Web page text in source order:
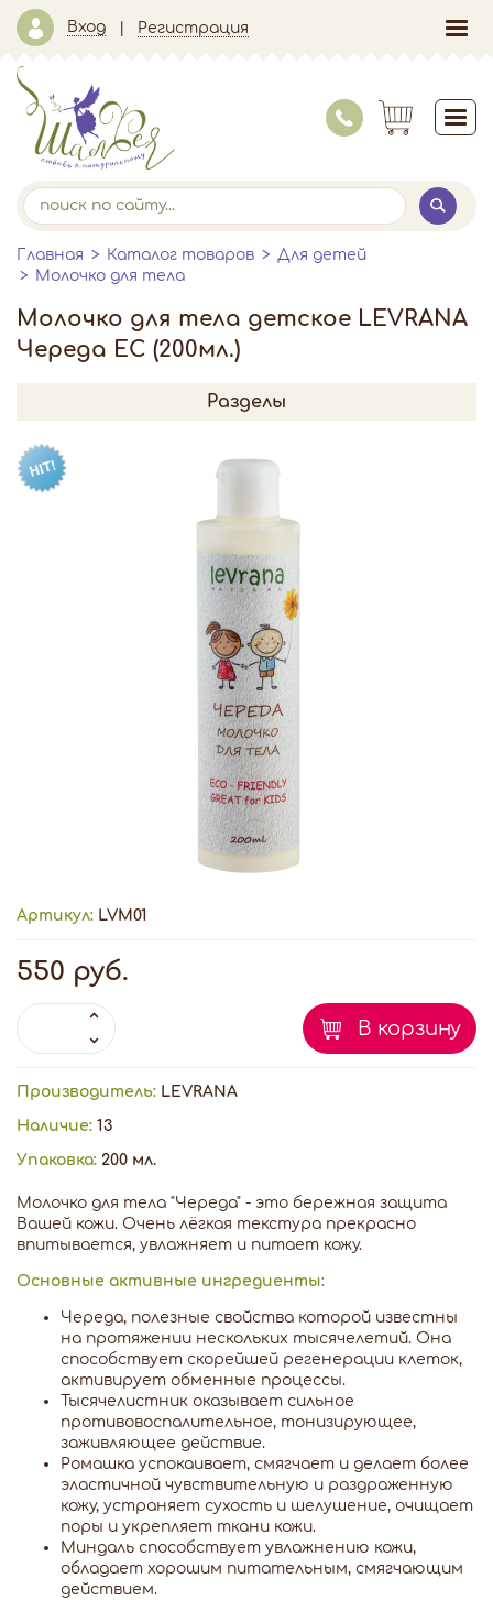
Вход Регистрация
Главная Каталог товаров
Для детей
Молочко для тела
Молочко для тела детское LEVRANA
Череда EC (200мл.)
Разделы
Артикул: LVM01
550 руб.
В корзину
Производитель: LEVRANA
Наличие: 13
Упаковка: 200 мл.
Молочко для тела "Череда" - это бережная защита
Вашей кожи. Очень лёгкая текстура прекрасно
впитывается, увлажняет и питает кожу.
Основные активные ингредиенты:
Череда, полезные свойства которой известны
на протяжении нескольких тысячелетий. Она
способствует скорейшей регенерации клеток,
активирует обменные процессы.
Тысячелистник оказывает сильное
противовоспалительное, тонизирующее,
заживляющее действие.
Ромашка успокаивает, смягчает и делает более
эластичной чувствительную и раздраженную
кожу, устраняет сухость и шелушение, очищает
поры и укрепляет ткани кожи.
Миндаль способствует увлажнению кожи,
обладает хорошим питательным, смягчающим
действием.